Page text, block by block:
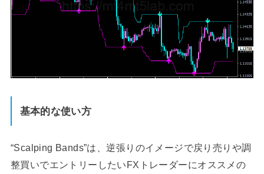
基本的な使い方
“Scalping Bands”は、逆張りのイメージで戻り売りや調
整買いでエントリーしたいFXトレーダーにオススメの